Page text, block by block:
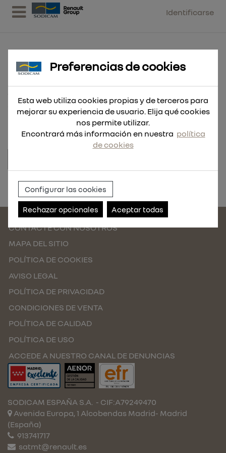
Identificarse
ABRAZ. LIGERA 25-40
25 UND
Referencia:303313-25
CONTACTE CON NOSOTROS
MAPA DEL SITIO
POLÍTICA DE COOKIES
AVISO LEGAL
POLÍTICA DE PRIVACIDAD
CONDICIONES DE VENTA
POLÍTICA DE CALIDAD
POLÍTICA DE USO
ACCEDE A NUESTRO CANAL DE DENUNCIAS
SODICAM ESPAÑA S.A. - CIF:A79249470
Avenida Europa, 1 Alcobendas Madrid- Madrid
(España)
913741717
satmt@renault.es
Preferencias de cookies
Esta web utiliza cookies propias y de terceros para
mejorar su experiencia de usuario. Elija qué cookies
nos permite utilizar.
Encontrará más información en nuestra política
de cookies
Configurar las cookies
Rechazar opcionales Aceptar todas